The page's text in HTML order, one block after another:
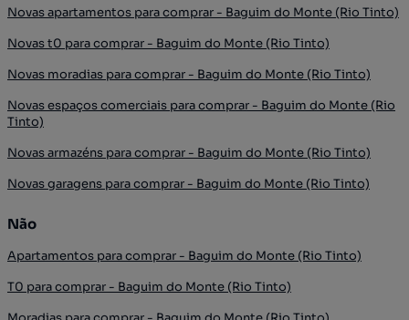
Novas apartamentos para comprar - Baguim do Monte (Rio Tinto)
Novas t0 para comprar - Baguim do Monte (Rio Tinto)
Novas moradias para comprar - Baguim do Monte (Rio Tinto)
Novas espaços comerciais para comprar - Baguim do Monte (Rio
Tinto)
Novas armazéns para comprar - Baguim do Monte (Rio Tinto)
Novas garagens para comprar - Baguim do Monte (Rio Tinto)
Não
Apartamentos para comprar - Baguim do Monte (Rio Tinto)
T0 para comprar - Baguim do Monte (Rio Tinto)